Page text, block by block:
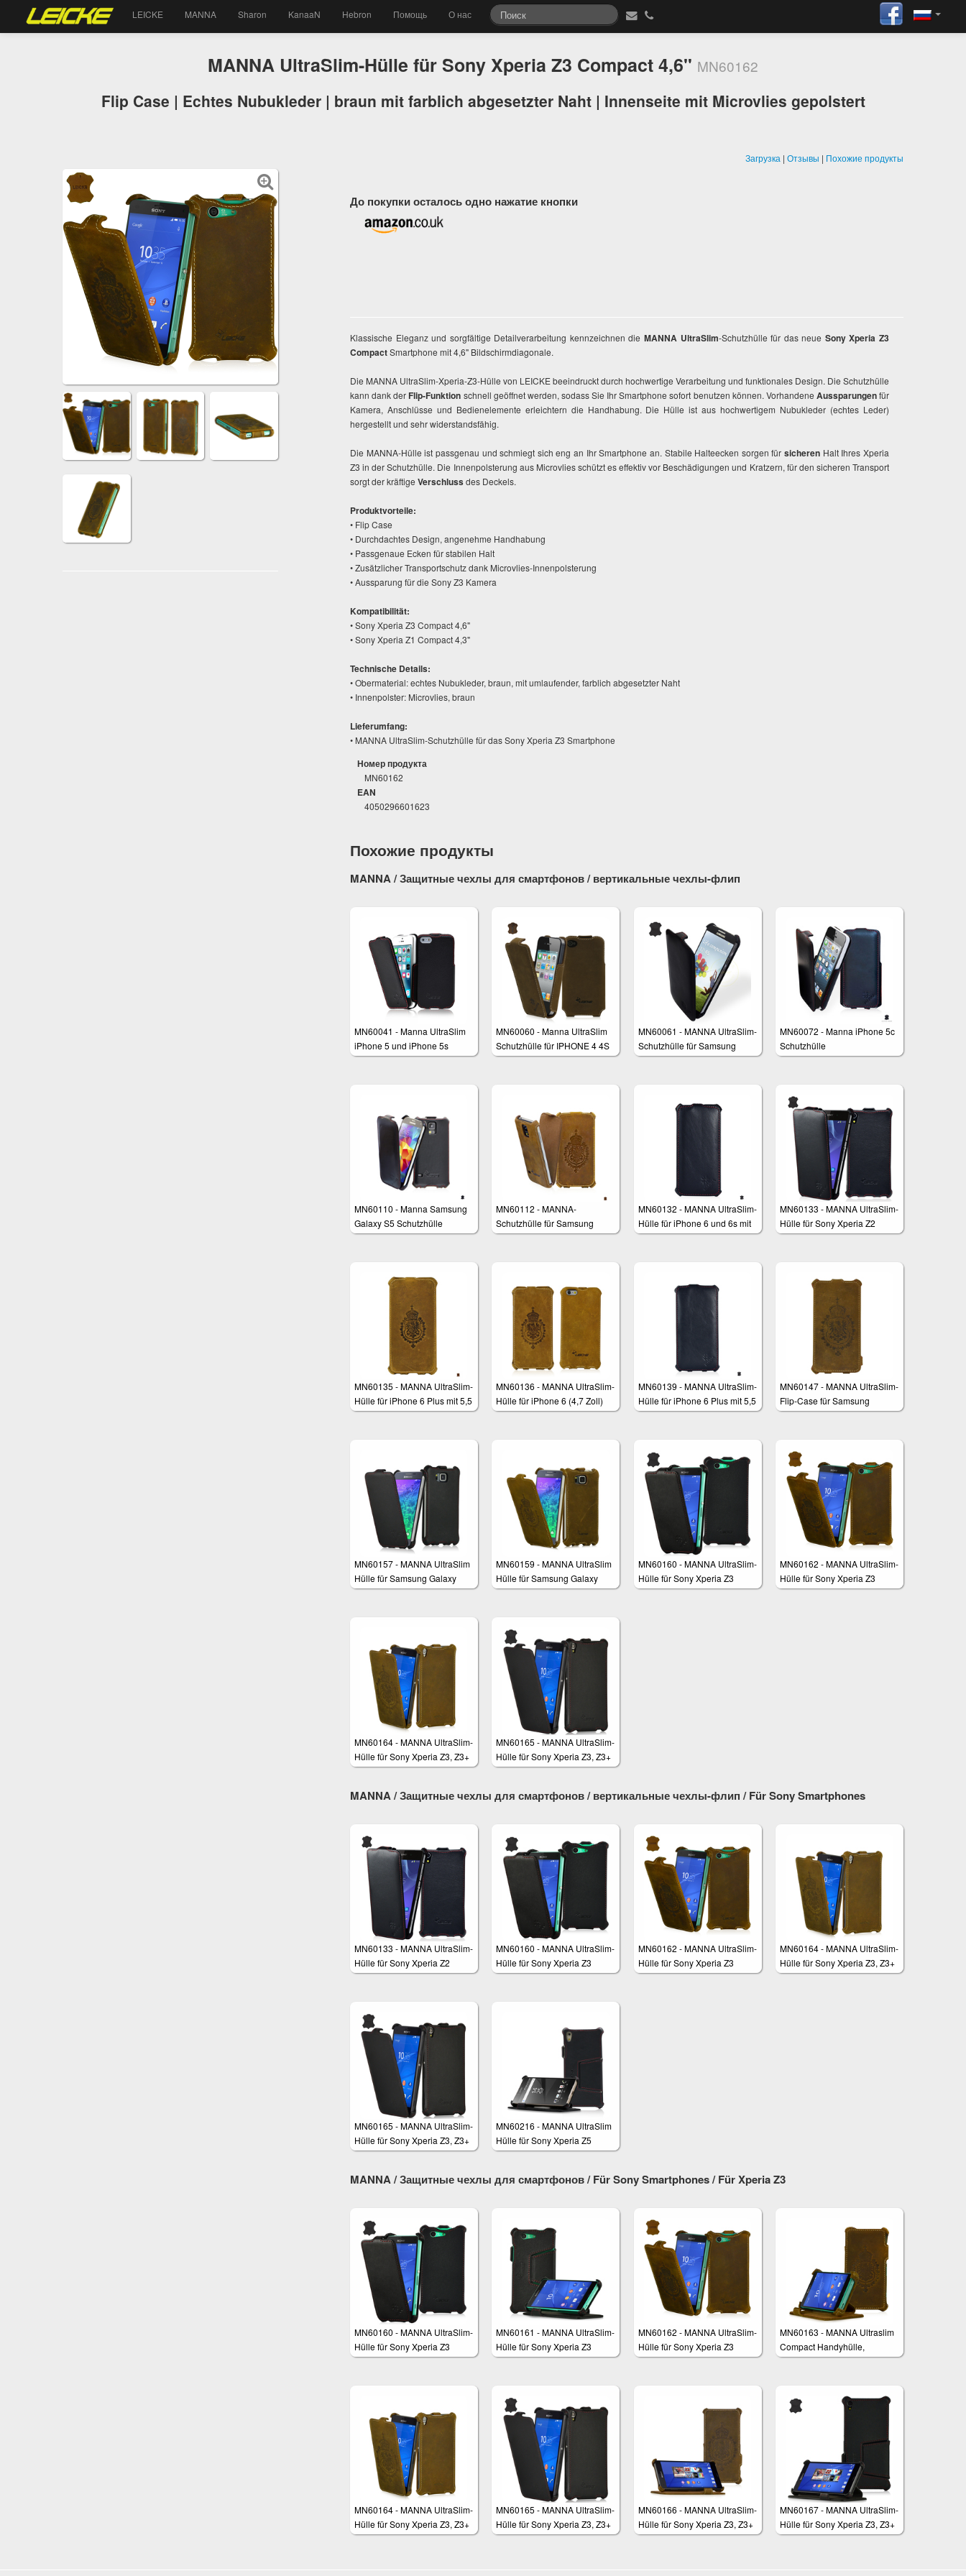
LEICKE MANNA Sharon KanaaN Hebron Помощь О нас
MANNA UltraSlim-Hülle für Sony Xperia Z3 Compact 4,6" MN60162
Flip Case | Echtes Nubukleder | braun mit farblich abgesetzter Naht | Innenseite mit Microvlies gepolstert
Загрузка | Отзывы | Похожие продукты
До покупки осталось одно нажатие кнопки
Klassische Eleganz und sorgfältige Detailverarbeitung kennzeichnen die MANNA UltraSlim-Schutzhülle für das neue Sony Xperia Z3
CompactSmartphone mit 4,6" Bildschirmdiagonale.
Die MANNA UltraSlim-Xperia-Z3-Hülle von LEICKE beeindruckt durch hochwertige Verarbeitung und funktionales Design. Die Schutzhülle
kann dank der Flip-Funktion schnell geöffnet werden, sodass Sie Ihr Smartphone sofort benutzen können. Vorhandene Aussparungenfür
Kamera, Anschlüsse und Bedienelemente erleichtern die Handhabung. Die Hülle ist aus hochwertigem Nubukleder (echtes Leder)
hergestellt und sehr widerstandsfähig.
Die MANNA-Hülle ist passgenau und schmiegt sich eng an Ihr Smartphone an. Stabile Halteecken sorgen fürsicheren Halt Ihres Xperia
Z3 in der Schutzhülle. Die Innenpolsterung aus Microvlies schützt es effektiv vor Beschädigungen und Kratzern, für den sicheren Transport
sorgt der kräftige Verschluss des Deckels.
Produktvorteile:
• Flip Case
• Durchdachtes Design, angenehme Handhabung
• Passgenaue Ecken für stabilen Halt
• Zusätzlicher Transportschutz dank Microvlies-Innenpolsterung
• Aussparung für die Sony Z3 Kamera
Kompatibilität:
• Sony Xperia Z3 Compact 4,6"
• Sony Xperia Z1 Compact 4,3"
Technische Details:
• Obermaterial: echtes Nubukleder, braun, mit umlaufender, farblich abgesetzter Naht
• Innenpolster: Microvlies, braun
Lieferumfang:
• MANNA UltraSlim-Schutzhülle für das Sony Xperia Z3 Smartphone
Номер продукта
MN60162
EAN
4050296601623
Похожие продукты
MANNA / Защитные чехлы для смартфонов / вертикальные чехлы-флип
MN60041 - Manna UltraSlim
iPhone 5 und iPhone 5s
Schutzhülle aus echtem Leder
MN60060 - Manna UltraSlim
Schutzhülle für IPHONE 4 4S
MN60061 - MANNA UltraSlim-
Schutzhülle für Samsung
Galaxy S4 aus feinstem
MN60072 - Manna iPhone 5c
Schutzhülle
MN60110 - Manna Samsung
Galaxy S5 Schutzhülle
MN60112 - MANNA-
Schutzhülle für Samsung
Galaxy S5
MN60132 - MANNA UltraSlim-
Hülle für iPhone 6 und 6s mit
4,7 Zoll
MN60133 - MANNA UltraSlim-
Hülle für Sony Xperia Z2
MN60135 - MANNA UltraSlim-
Hülle für iPhone 6 Plus mit 5,5
Zoll
MN60136 - MANNA UltraSlim-
Hülle für iPhone 6 (4,7 Zoll)
MN60139 - MANNA UltraSlim-
Hülle für iPhone 6 Plus mit 5,5
Zoll
MN60147 - MANNA UltraSlim-
Flip-Case für Samsung
Galaxy Note 4
MN60157 - MANNA UltraSlim
Hülle für Samsung Galaxy
Alpha 4.7"
MN60159 - MANNA UltraSlim
Hülle für Samsung Galaxy
Alpha 4.7"
MN60160 - MANNA UltraSlim-
Hülle für Sony Xperia Z3
Compact 4,6"
MN60162 - MANNA UltraSlim-
Hülle für Sony Xperia Z3
Compact 4,6"
MN60164 - MANNA UltraSlim-
Hülle für Sony Xperia Z3, Z3+
MN60165 - MANNA UltraSlim-
Hülle für Sony Xperia Z3, Z3+
MANNA / Защитные чехлы для смартфонов / вертикальные чехлы-флип / Für Sony Smartphones
MN60133 - MANNA UltraSlim-
Hülle für Sony Xperia Z2
MN60160 - MANNA UltraSlim-
Hülle für Sony Xperia Z3
Compact 4,6"
MN60162 - MANNA UltraSlim-
Hülle für Sony Xperia Z3
Compact 4,6"
MN60164 - MANNA UltraSlim-
Hülle für Sony Xperia Z3, Z3+
MN60165 - MANNA UltraSlim-
Hülle für Sony Xperia Z3, Z3+
MN60216 - MANNA UltraSlim
Hülle für Sony Xperia Z5
MANNA / Защитные чехлы для смартфонов / Für Sony Smartphones / Für Xperia Z3
MN60160 - MANNA UltraSlim-
Hülle für Sony Xperia Z3
Compact 4,6"
MN60161 - MANNA UltraSlim-
Hülle für Sony Xperia Z3
Compact 4,6"
MN60162 - MANNA UltraSlim-
Hülle für Sony Xperia Z3
Compact 4,6"
MN60163 - MANNA Ultraslim
Compact Handyhülle,
kompatibel mit Sony Xperia
Nubukleder Braun
MN60164 - MANNA UltraSlim-
Hülle für Sony Xperia Z3, Z3+
MN60165 - MANNA UltraSlim-
Hülle für Sony Xperia Z3, Z3+
MN60166 - MANNA UltraSlim-
Hülle für Sony Xperia Z3, Z3+
MN60167 - MANNA UltraSlim-
Hülle für Sony Xperia Z3, Z3+